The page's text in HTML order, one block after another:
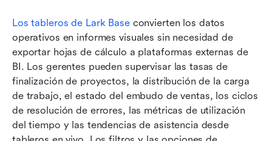
Los tableros de Lark Base convierten los datos
operativos en informes visuales sin necesidad de
exportar hojas de cálculo a plataformas externas de
BI. Los gerentes pueden supervisar las tasas de
finalización de proyectos, la distribución de la carga
de trabajo, el estado del embudo de ventas, los ciclos
de resolución de errores, las métricas de utilización
del tiempo y las tendencias de asistencia desde